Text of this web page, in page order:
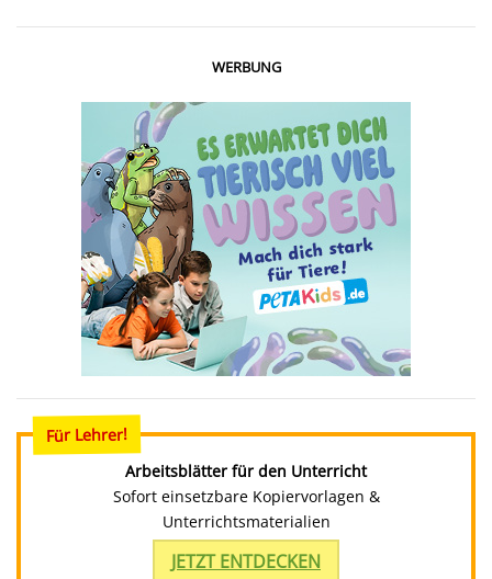
WERBUNG
Für Lehrer!
Arbeitsblätter für den Unterricht
Sofort einsetzbare Kopiervorlagen &
Unterrichtsmaterialien
JETZT ENTDECKEN